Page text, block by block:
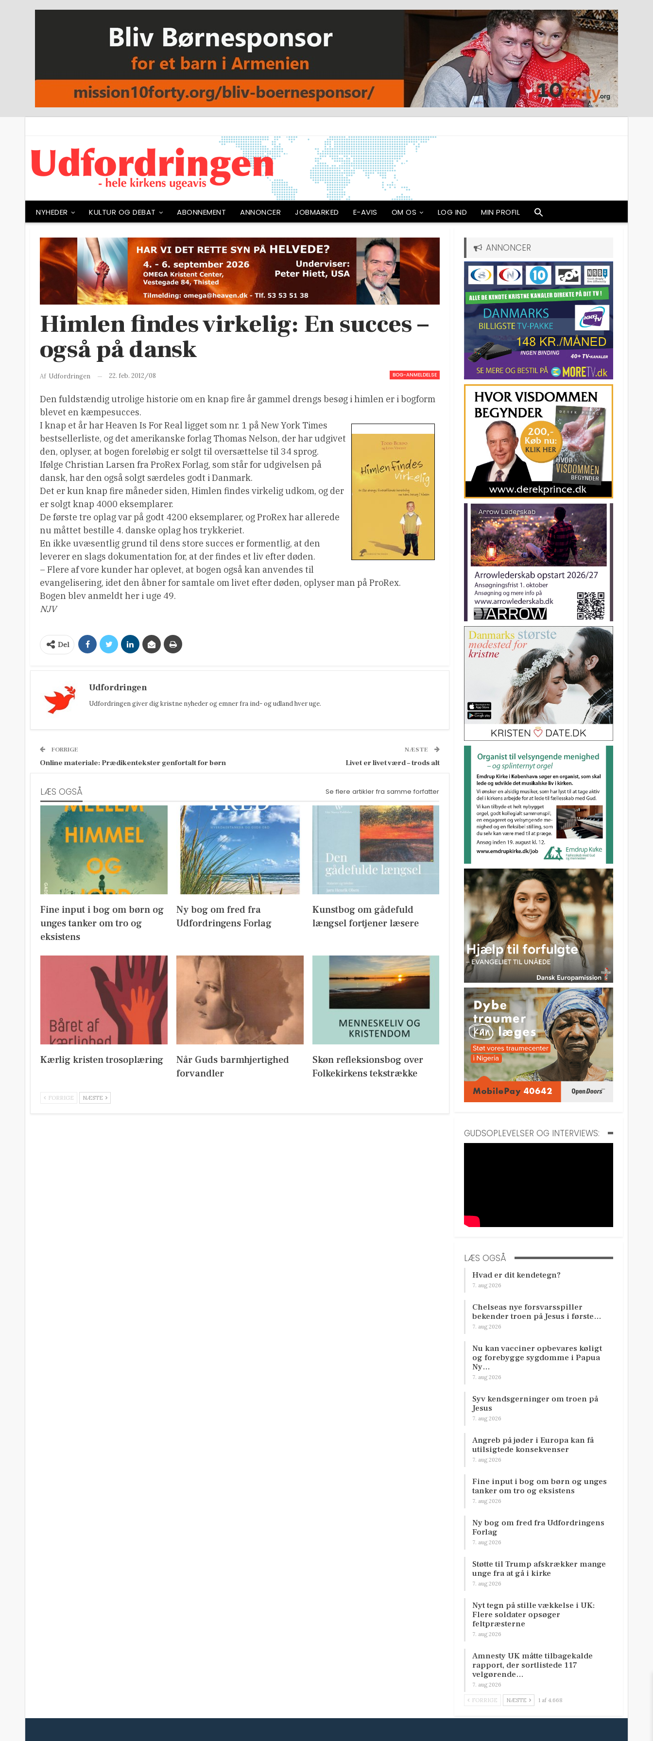
NYHEDER KULTUR OG DEBAT ABONNEMENT ANNONCER JOBMARKED E-AVIS OM OS LOG IND MIN PROFIL
Himlen findes virkelig: En succes –
også på dansk
BOG-ANMELDELSE
Af Udfordringen 22. feb. 2012/08
Den fuldstændig utrolige historie om en knap fire år gammel drengs besøg i himlen er i bogform
blevet en kæmpesucces.
I knap et år har Heaven Is For Real ligget som nr. 1 på New York Times
bestsellerliste, og det amerikanske forlag Thomas Nelson, der har udgivet
den, oplyser, at bogen foreløbig er solgt til oversættelse til 34 sprog.
Ifølge Christian Larsen fra ProRex Forlag, som står for udgivelsen på
dansk, har den også solgt særdeles godt i Danmark.
Det er kun knap fire måneder siden, Himlen findes virkelig udkom, og der
er solgt knap 4000 eksemplarer.
De første tre oplag var på godt 4200 eksemplarer, og ProRex har allerede
nu måttet bestille 4. danske oplag hos trykkeriet.
En ikke uvæsentlig grund til dens store succes er formentlig, at den
leverer en slags dokumentation for, at der findes et liv efter døden.
– Flere af vore kunder har oplevet, at bogen også kan anvendes til
evangelisering, idet den åbner for samtale om livet efter døden, oplyser man på ProRex.
Bogen blev anmeldt her i uge 49.
NJV
Del
Udfordringen
Udfordringen giver dig kristne nyheder og emner fra ind- og udland hver uge.
FORRIGE
Online materiale: Prædikentekster genfortalt for børn
NÆSTE
Livet er livet værd – trods alt
LÆS OGSÅ Se flere artikler fra samme forfatter
Fine input i bog om børn og
unges tanker om tro og
eksistens
Ny bog om fred fra
Udfordringens Forlag
Kunstbog om gådefuld
længsel fortjener læsere
Kærlig kristen trosoplæring
Når Guds barmhjertighed
forvandler
Skøn refleksionsbog over
Folkekirkens tekstrække
FORRIGE NÆSTE
ANNONCER
GUDSOPLEVELSER OG INTERVIEWS:
LÆS OGSÅ
Hvad er dit kendetegn?
7. aug 2026
Chelseas nye forsvarsspiller
bekender troen på Jesus i første…
7. aug 2026
Nu kan vacciner opbevares køligt
og forebygge sygdomme i Papua
Ny…
7. aug 2026
Syv kendsgerninger om troen på
Jesus
7. aug 2026
Angreb på jøder i Europa kan få
utilsigtede konsekvenser
7. aug 2026
Fine input i bog om børn og unges
tanker om tro og eksistens
7. aug 2026
Ny bog om fred fra Udfordringens
Forlag
7. aug 2026
Støtte til Trump afskrækker mange
unge fra at gå i kirke
7. aug 2026
Nyt tegn på stille vækkelse i UK:
Flere soldater opsøger
feltpræsterne
7. aug 2026
Amnesty UK måtte tilbagekalde
rapport, der sortlistede 117
velgørende…
7. aug 2026
FORRIGE NÆSTE 1 af 4.668